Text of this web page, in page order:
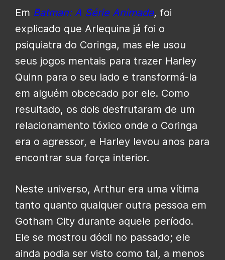
Em Batman: A Série Animada, foi
explicado que Arlequina já foi o
psiquiatra do Coringa, mas ele usou
seus jogos mentais para trazer Harley
Quinn para o seu lado e transformá-la
em alguém obcecado por ele. Como
resultado, os dois desfrutaram de um
relacionamento tóxico onde o Coringa
era o agressor, e Harley levou anos para
encontrar sua força interior.
Neste universo, Arthur era uma vítima
tanto quanto qualquer outra pessoa em
Gotham City durante aquele período.
Ele se mostrou dócil no passado; ele
ainda podia ser visto como tal, a menos